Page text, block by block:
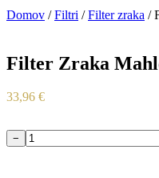
Domov /Filtri /Filter zraka /
Filter Zraka
33,96 €
Filter
−